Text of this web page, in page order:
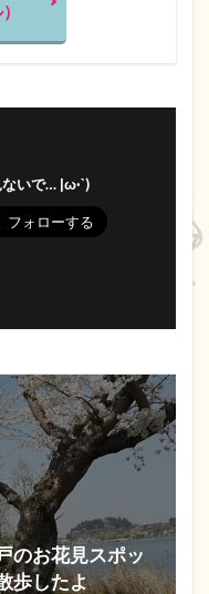
ないで… |ω·`)
のお花見スポッ
歩したよ